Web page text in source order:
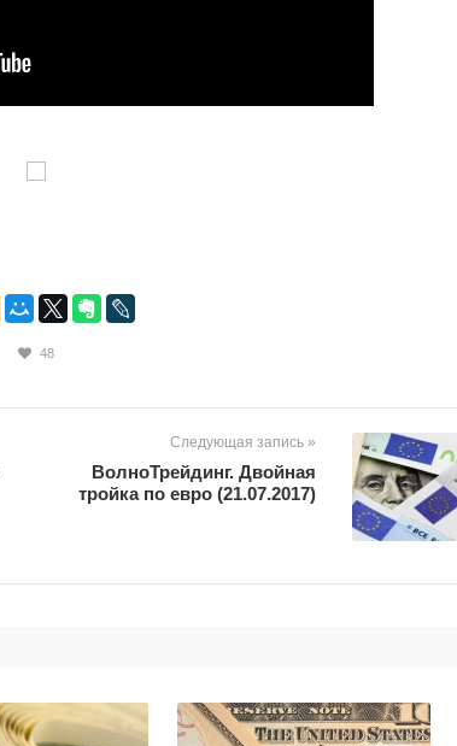
48
Следующая запись »
ВолноТрейдинг. Двойная
тройка по евро (21.07.2017)